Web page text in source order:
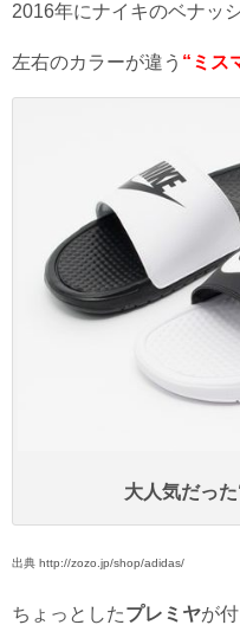
2016年にナイキのベナッシ
左右のカラーが違う “ミス
大人気だっ
出典 http://zozo.jp/shop/adidas/
ちょっとしたプレミヤが